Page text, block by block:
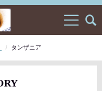
タンザニア